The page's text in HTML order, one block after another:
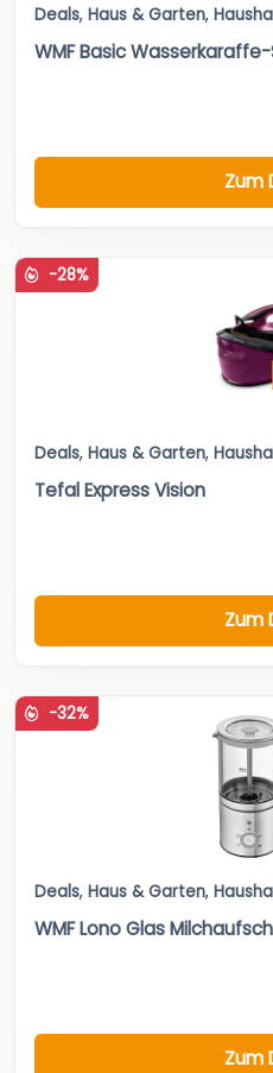
Deals, Haus & Garten,
WMF Basic
Zum
-28%
Deals, Haus & Garten,
Tefal Express Vision
Zum
-32%
Deals, Haus & Garten,
WMF Lono Glas
Zum